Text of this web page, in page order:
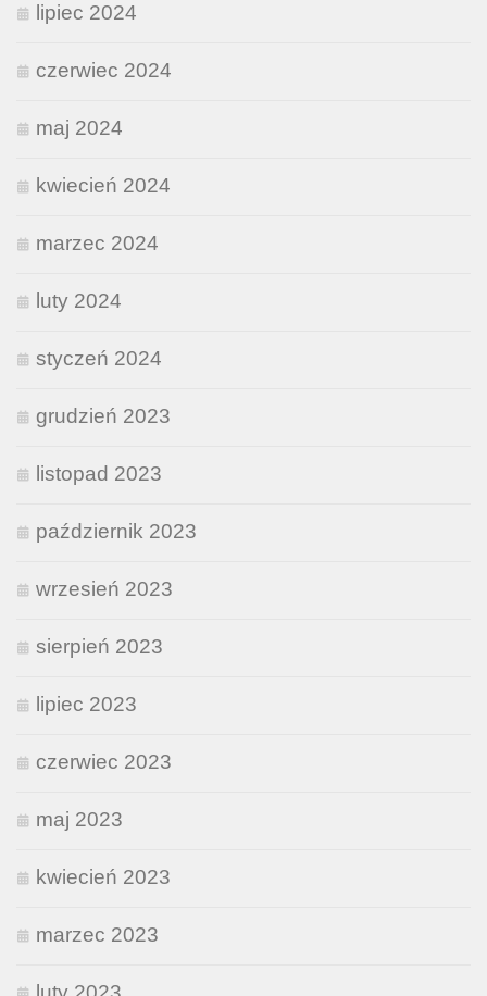
lipiec 2024
czerwiec 2024
maj 2024
kwiecień 2024
marzec 2024
luty 2024
styczeń 2024
grudzień 2023
listopad 2023
październik 2023
wrzesień 2023
sierpień 2023
lipiec 2023
czerwiec 2023
maj 2023
kwiecień 2023
marzec 2023